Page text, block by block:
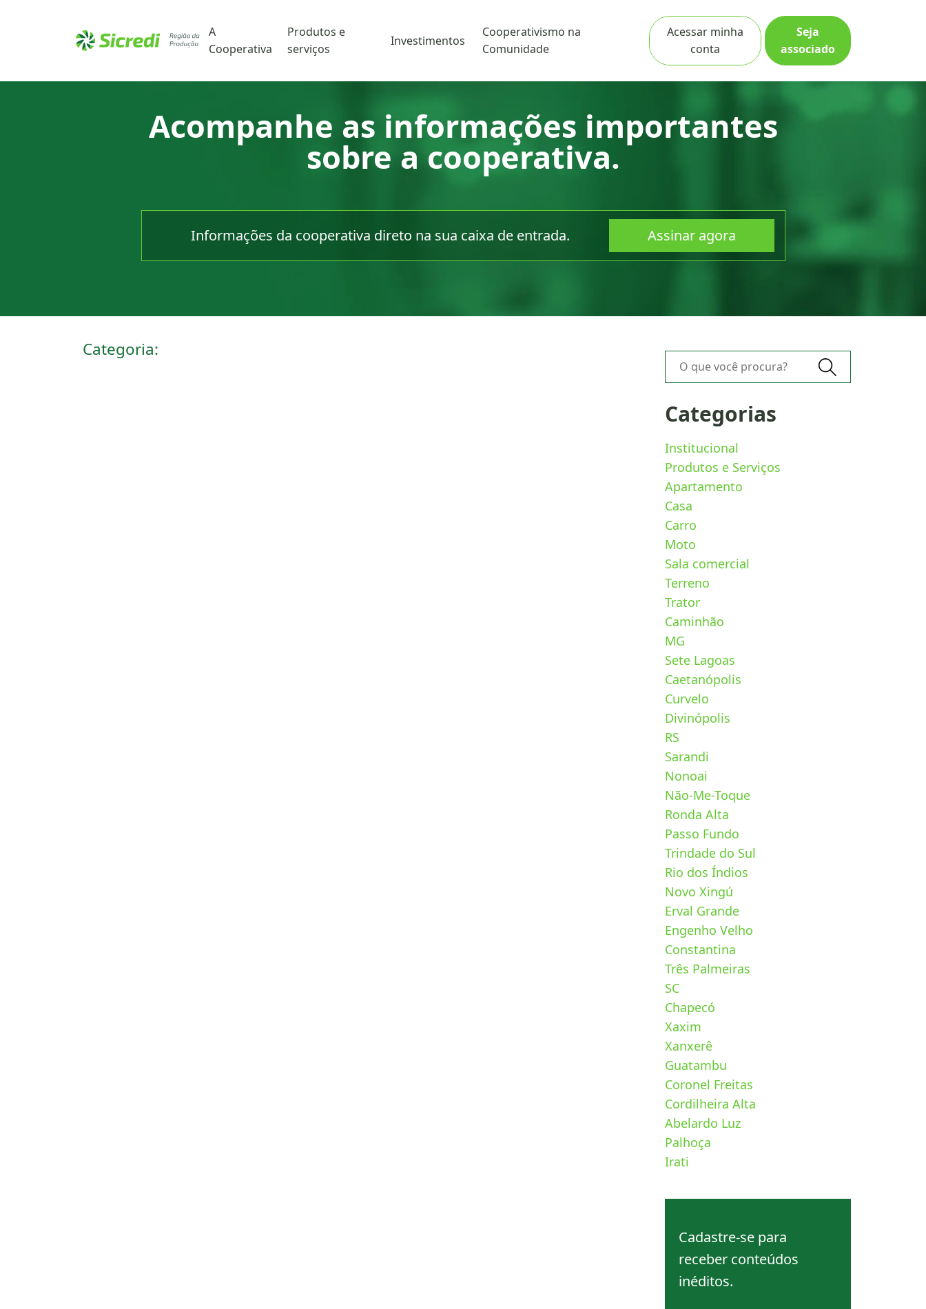
A
Cooperativa
Produtos e
serviços
Investimentos
Cooperativismo na
Comunidade
Acessar minha
conta
Seja
associado
Acompanhe as informações importantes
sobre a cooperativa.
Informações da cooperativa direto na sua caixa de entrada. Assinar agora
Categoria: O que você procura?
Categorias
Institucional
Produtos e Serviços
Apartamento
Casa
Carro
Moto
Sala comercial
Terreno
Trator
Caminhão
MG
Sete Lagoas
Caetanópolis
Curvelo
Divinópolis
RS
Sarandi
Nonoai
Não-Me-Toque
Ronda Alta
Passo Fundo
Trindade do Sul
Rio dos Índios
Novo Xingú
Erval Grande
Engenho Velho
Constantina
Três Palmeiras
SC
Chapecó
Xaxim
Xanxerê
Guatambu
Coronel Freitas
Cordilheira Alta
Abelardo Luz
Palhoça
Irati
Cadastre-se para
receber conteúdos
inéditos.